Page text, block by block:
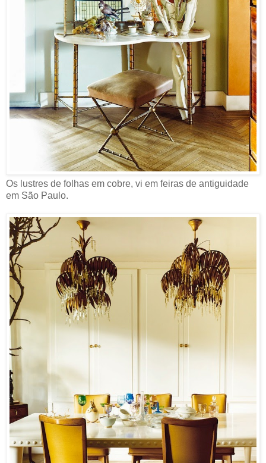
Os lustres de folhas em cobre, vi em feiras de antiguidade
em São Paulo.